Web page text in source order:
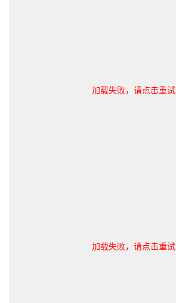
加载失败，请点击重试
加载失败，请点击重试